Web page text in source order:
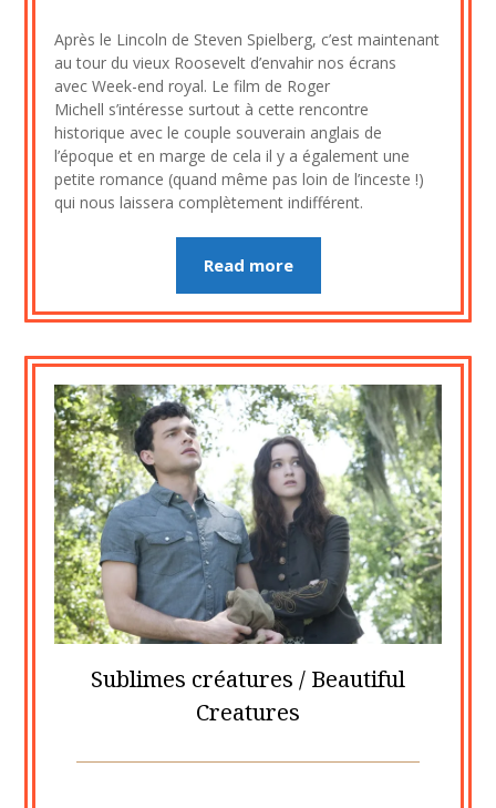
4
septembre
2023
Après le Lincoln de Steven Spielberg, c’est maintenant
au tour du vieux Roosevelt d’envahir nos écrans
avec Week-end royal. Le film de Roger
Michell s’intéresse surtout à cette rencontre
historique avec le couple souverain anglais de
l’époque et en marge de cela il y a également une
petite romance (quand même pas loin de l’inceste !)
qui nous laissera complètement indifférent.
Read more
Sublimes créatures / Beautiful
Creatures